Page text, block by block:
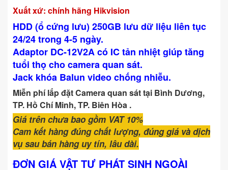
Xuất xứ: chính hãng Hikvision
HDD (ổ cứng lưu) 250GB lưu dữ liệu liên tục
24/24 trong 4-5 ngày.
Adaptor DC-12V2A có IC tản nhiệt giúp tăng
tuổi thọ cho camera quan sát.
Jack khóa Balun video chống nhiễu.
Miễn phí lắp đặt Camera quan sát tại Bình Dương,
TP. Hồ Chí Minh, TP. Biên Hòa .
Giá trên chưa bao gồm VAT 10%
Cam kết hàng đúng chất lượng, đúng giá và dịch
vụ sau bán hàng uy tín, lâu dài.
ĐƠN GIÁ VẬT TƯ PHÁT SINH NGOÀI